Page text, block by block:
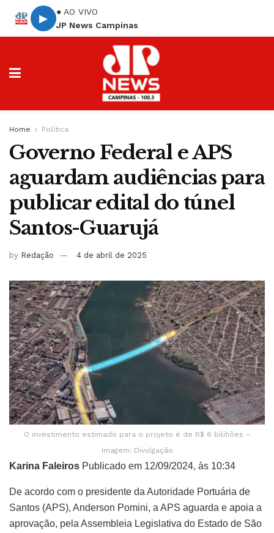
▶
● AO VIVO
JP News Campinas
Home Política
Governo Federal e APS
aguardam audiências para
publicar edital do túnel
Santos-Guarujá
by Redação 4 de abril de 2025
O investimento estimado para o projeto é de R$ 6 bilihões –
Imagem: Divulgação
Karina Faleiros Publicado em 12/09/2024, às 10:34
De acordo com o presidente da Autoridade Portuária de
Santos (APS), Anderson Pomini, a APS aguarda e apoia a
aprovação, pela Assembleia Legislativa do Estado de São